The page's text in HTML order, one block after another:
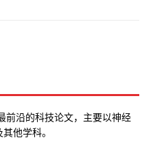
前沿的科技论文，主要以神经
他学科。